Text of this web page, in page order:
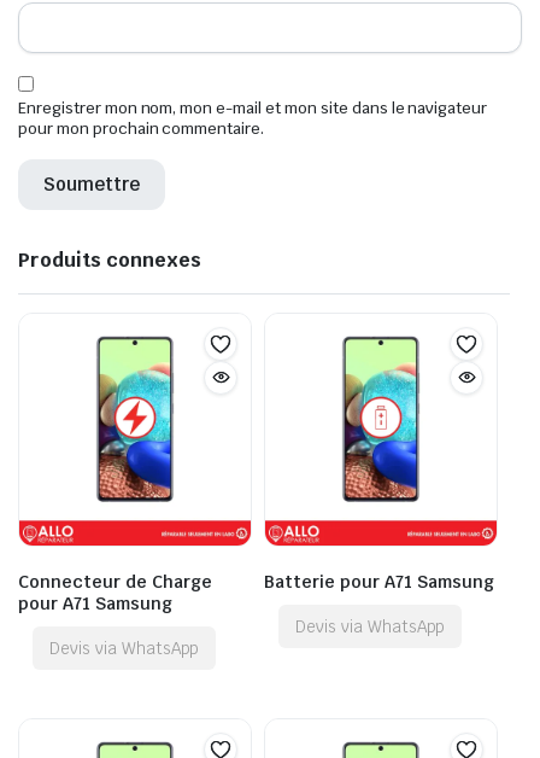
Enregistrer mon nom, mon e-mail et mon site dans le navigateur
pour mon prochain commentaire.
Produits connexes
Connecteur de Charge
pour A71 Samsung
Devis via WhatsApp
Batterie pour A71 Samsung
Devis via WhatsApp